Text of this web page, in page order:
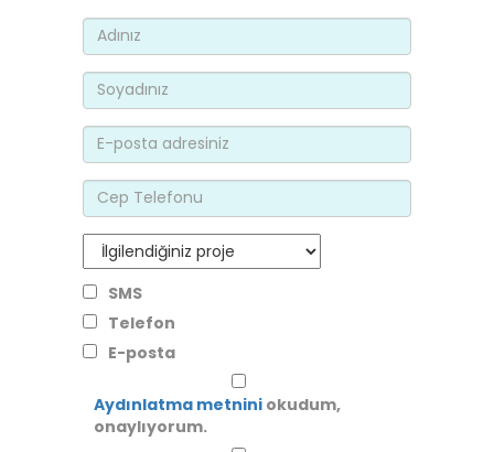
SMS
Telefon
E-posta
Aydınlatma metnini okudum,
onaylıyorum.